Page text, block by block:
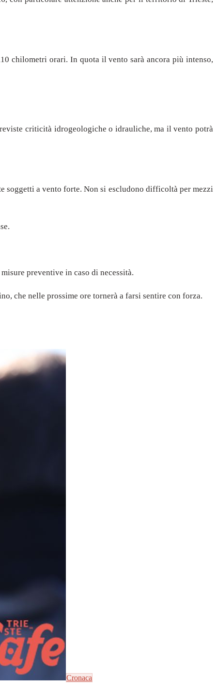
chilometri orari. In quota il vento sarà ancora più intenso,
criticità idrogeologiche o idrauliche, ma il vento potrà
soggetti a vento forte. Non si escludono difficoltà per mezzi
preventive in caso di necessità.
che nelle prossime ore tornerà a farsi sentire con forza.
Cronaca